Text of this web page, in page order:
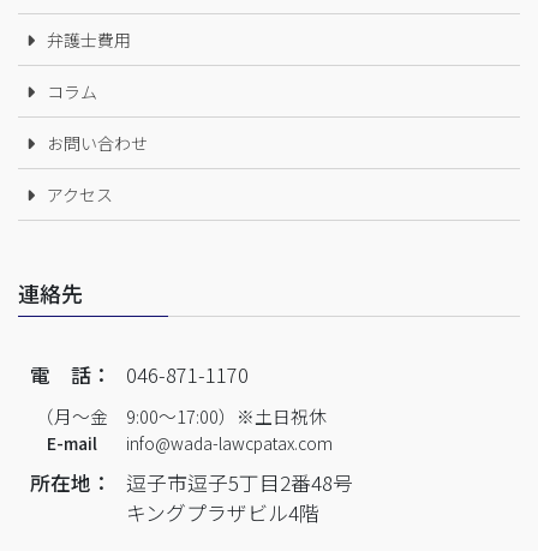
弁護士費用
コラム
お問い合わせ
アクセス
連絡先
電 話： 046-871-1170
（月～金 9:00～17:00）※土日祝休
E-mail info@wada-lawcpatax.com
所在地：
逗子市逗子5丁目2番48号
キングプラザビル4階